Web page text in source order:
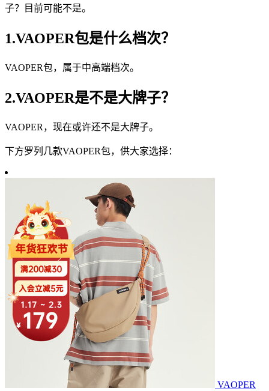
子？目前可能不是。
1.VAOPER包是什么档次？
VAOPER包，属于中高端档次。
2.VAOPER是不是大牌子？
VAOPER，现在或许还不是大牌子。
下方罗列几款VAOPER包，供大家选择：
VAOPER